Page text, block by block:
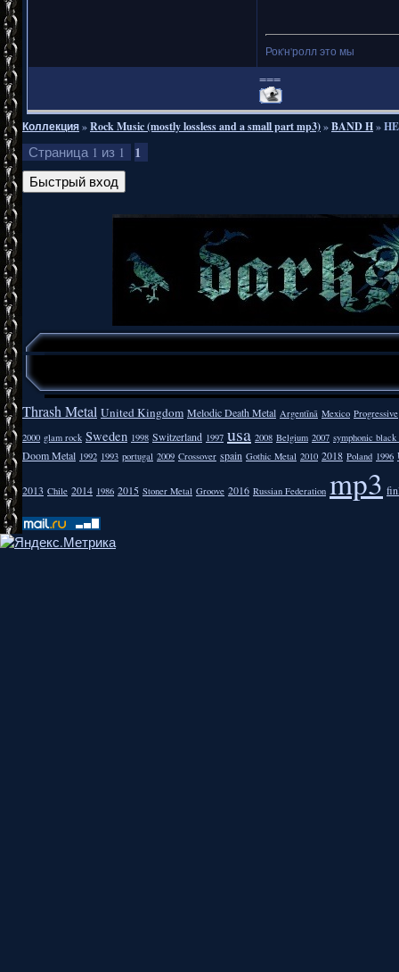
Рок'н'ролл это мы
===
Коллекция»Rock Music (mostly lossless and a small part mp3)»BAND H»
Страница 1 из 1 1
Thrash Metal United Kingdom Melodic Death Metal Argentīnā Mexico Progressive
2000 glam rock Sweden 1998 Switzerland 1997 usa 2008 Belgium 2007 symphonic
Doom Metal 1992 1993 portugal 2009 Crossover spain Gothic Metal 2010 2018 Poland 1996
2013 Chile 2014 1986 2015 Stoner Metal Groove 2016 Russian Federation mp3